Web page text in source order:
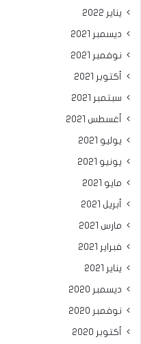
يناير 2022
ديسمبر 2021
نوفمبر 2021
أكتوبر 2021
سبتمبر 2021
أغسطس 2021
يوليو 2021
يونيو 2021
مايو 2021
أبريل 2021
مارس 2021
فبراير 2021
يناير 2021
ديسمبر 2020
نوفمبر 2020
أكتوبر 2020